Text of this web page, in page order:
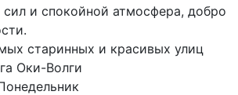
сил и спокойной атмосфера, добро
старинных и красивых улиц
Оки-Волги